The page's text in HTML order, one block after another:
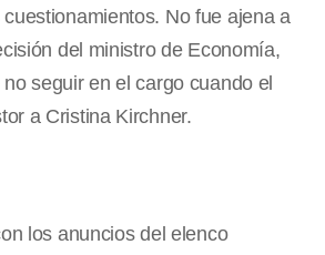
No fue ajena a
del ministro de Economía,
seguir en el cargo cuando el
a Cristina Kirchner.
los anuncios del elenco